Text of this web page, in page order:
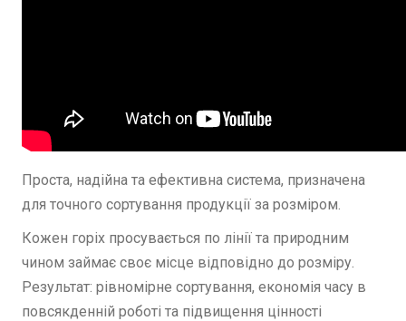
Проста, надійна та ефективна система, призначена
для точного сортування продукції за розміром.
Кожен горіх просувається по лінії та природним
чином займає своє місце відповідно до розміру.
Результат: рівномірне сортування, економія часу в
повсякденній роботі та підвищення цінності